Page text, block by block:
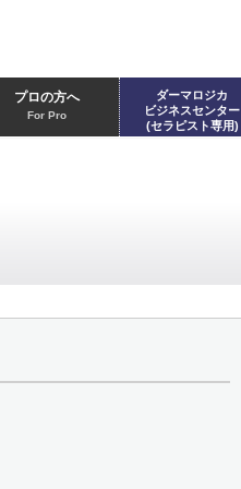
プロの方へ
For Pro
ダーマロジカ
ビジネスセンター
(セラピスト専用)